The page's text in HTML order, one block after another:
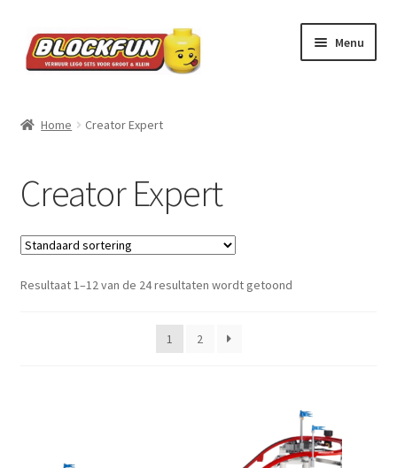
Ga
door
naar
Ga
naar
de
Menu
Waarom Lego huren?
Hoe werkt Lego huren?
Afspraken
Home Creator Expert
Creator Expert
Resultaat 1–12 van de 24 resultaten wordt getoond
1 2